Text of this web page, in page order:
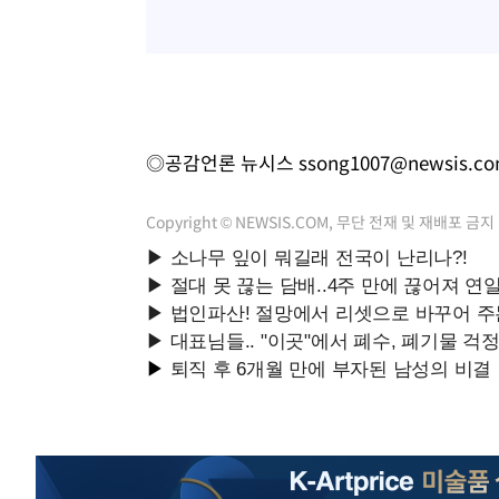
◎공감언론 뉴시스
Copyright © NEWSIS.COM, 무단 전재 및 재배포 금지